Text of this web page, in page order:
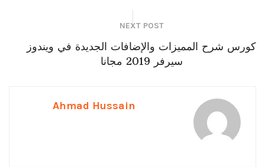
NEXT POST
كورس شرح المميزات والإضافات الجديدة في ويندوز
سيرفر 2019 مجانا
Ahmad Hussain